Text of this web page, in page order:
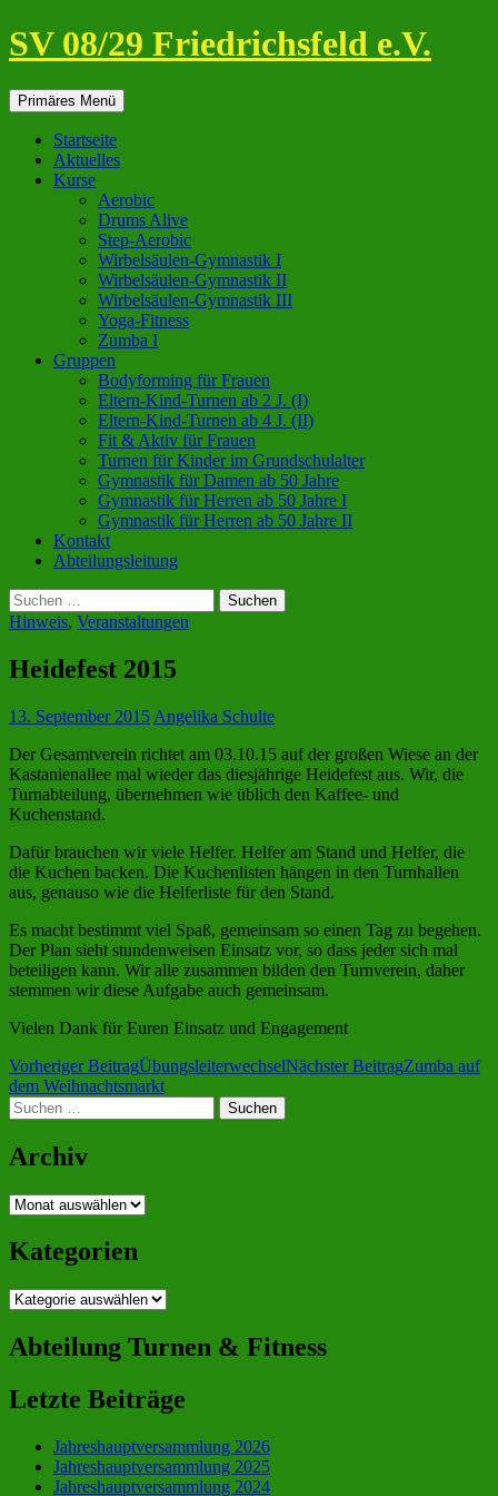
Zum
Inhalt
SV 08/29 Friedrichsfeld e.V.
Suchen
Primäres Menü
Startseite
Aktuelles
Kurse
Aerobic
Drums Alive
Step-Aerobic
Wirbelsäulen-Gymnastik I
Wirbelsäulen-Gymnastik II
Wirbelsäulen-Gymnastik III
Yoga-Fitness
Zumba I
Gruppen
Bodyforming für Frauen
Eltern-Kind-Turnen ab 2 J. (I)
Eltern-Kind-Turnen ab 4 J. (II)
Fit & Aktiv für Frauen
Turnen für Kinder im Grundschulalter
Gymnastik für Damen ab 50 Jahre
Gymnastik für Herren ab 50 Jahre I
Gymnastik für Herren ab 50 Jahre II
Kontakt
Abteilungsleitung
Suchen
nach:
Hinweis, Veranstaltungen
Heidefest 2015
13. September 2015 Angelika Schulte
Der Gesamtverein richtet am 03.10.15 auf der großen Wiese an der
Kastanienallee mal wieder das diesjährige Heidefest aus. Wir, die
Turnabteilung, übernehmen wie üblich den Kaffee- und
Kuchenstand.
Dafür brauchen wir viele Helfer. Helfer am Stand und Helfer, die
die Kuchen backen. Die Kuchenlisten hängen in den Turnhallen
aus, genauso wie die Helferliste für den Stand.
Es macht bestimmt viel Spaß, gemeinsam so einen Tag zu begehen.
Der Plan sieht stundenweisen Einsatz vor, so dass jeder sich mal
beteiligen kann. Wir alle zusammen bilden den Turnverein, daher
stemmen wir diese Aufgabe auch gemeinsam.
Vielen Dank für Euren Einsatz und Engagement
Beitragsnavigation
Vorheriger BeitragÜbungsleiterwechselNächster BeitragZumba auf
dem Weihnachtsmarkt
Suchen
nach:
Archiv
Archiv
Kategorien
Kategorien
Abteilung Turnen & Fitness
Letzte Beiträge
Jahreshauptversammlung 2026
Jahreshauptversammlung 2025
Jahreshauptversammlung 2024